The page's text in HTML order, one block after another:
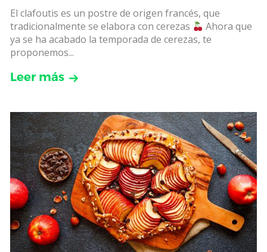
El clafoutis es un postre de origen francés, que
tradicionalmente se elabora con cerezas
Ahora que
ya se ha acabado la temporada de cerezas, te
proponemos...
Leer más